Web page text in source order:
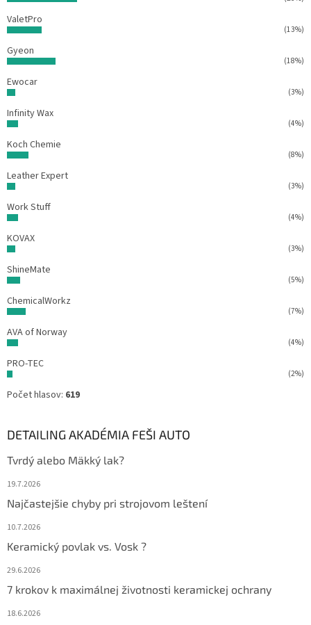
ValetPro
(13%)
Gyeon
(18%)
Ewocar
(3%)
Infinity Wax
(4%)
Koch Chemie
(8%)
Leather Expert
(3%)
Work Stuff
(4%)
KOVAX
(3%)
ShineMate
(5%)
ChemicalWorkz
(7%)
AVA of Norway
(4%)
PRO-TEC
(2%)
Počet hlasov: 619
DETAILING AKADÉMIA FEŠI AUTO
Tvrdý alebo Mäkký lak?
19.7.2026
Najčastejšie chyby pri strojovom leštení
10.7.2026
Keramický povlak vs. Vosk ?
29.6.2026
7 krokov k maximálnej životnosti keramickej ochrany
18.6.2026